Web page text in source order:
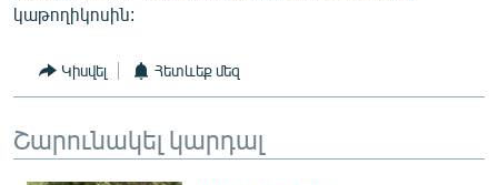
կաթողիկոսին:
Կիսվել Հետևեք մեզ
Շարունակել կարդալ